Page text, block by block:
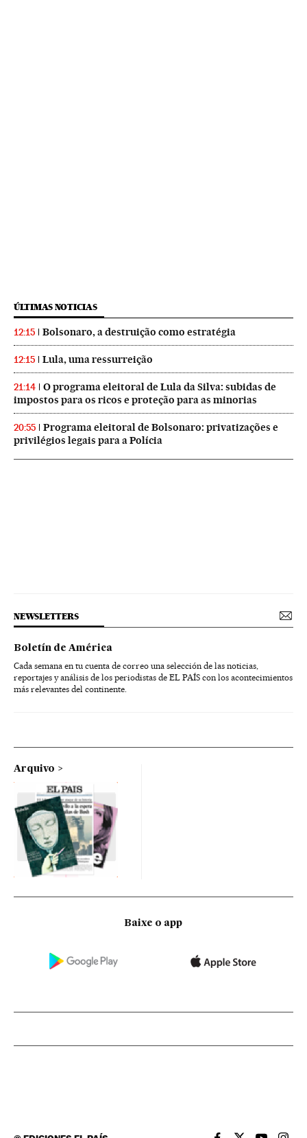
ÚLTIMAS NOTICIAS
12:15 Bolsonaro, a destruição como estratégia
12:15 Lula, uma ressurreição
21:14
O programa eleitoral de Lula da Silva: subidas de
impostos para os ricos e proteção para as minorias
20:55
Programa eleitoral de Bolsonaro: privatizações e
privilégios legais para a Polícia
NEWSLETTERS
Boletín de América
Cada semana en tu cuenta de correo una selección de las noticias,
reportajes y análisis de los periodistas de EL PAÍS con los acontecimientos
más relevantes del continente.
Arquivo
Baixe o app